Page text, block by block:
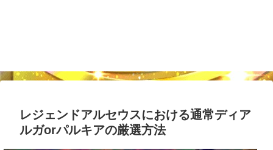
レジェンドアルセウスにおける通常ディア
ルガorパルキアの厳選方法